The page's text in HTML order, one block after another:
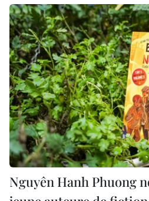
Nguyên Hanh Phuong